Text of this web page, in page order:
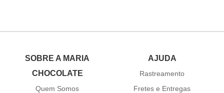
SOBRE A MARIA
CHOCOLATE
Quem Somos
AJUDA
Rastreamento
Fretes e Entregas